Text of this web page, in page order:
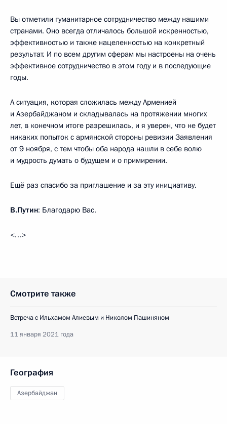
Вы отметили гуманитарное сотрудничество между нашими
странами. Оно всегда отличалось большой искренностью,
эффективностью и также нацеленностью на конкретный
результат. И по всем другим сферам мы настроены на очень
эффективное сотрудничество в этом году и в последующие
годы.
А ситуация, которая сложилась между Арменией
и Азербайджаном и складывалась на протяжении многих
лет, в конечном итоге разрешилась, и я уверен, что не будет
никаких попыток с армянской стороны ревизии Заявления
от 9 ноября, с тем чтобы оба народа нашли в себе волю
и мудрость думать о будущем и о примирении.
Ещё раз спасибо за приглашение и за эту инициативу.
В.Путин: Благодарю Вас.
<…>
Смотрите также
Встреча с Ильхамом Алиевым и Николом Пашиняном
11 января 2021 года
География
Азербайджан